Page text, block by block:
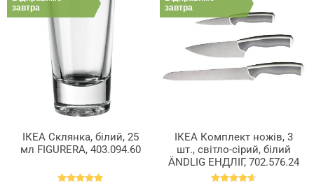
завтра
ІКЕА Склянка, білий, 25
мл FIGURERA, 403.094.60
завтра
ІКЕА Комплект ножів, 3
шт., світло-сірий, білий
ÄNDLIG ЕНДЛІГ, 702.576.24